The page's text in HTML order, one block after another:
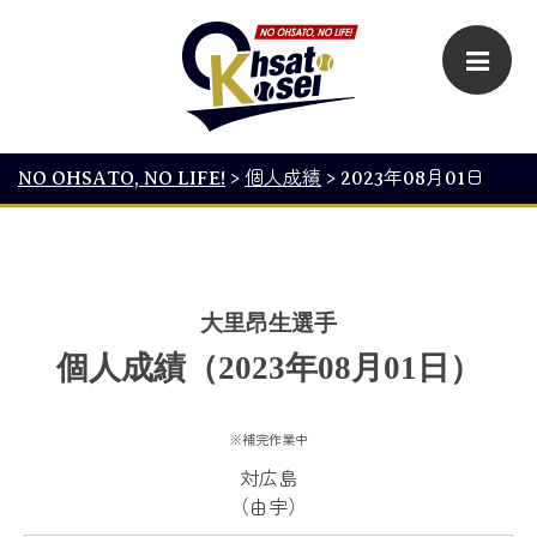
NO OHSATO, NO LIFE! > 個人成績 > 2023年08月01日
大里昂生選手
個人成績（2023年08月01日）
※補完作業中
対広島
（由宇）